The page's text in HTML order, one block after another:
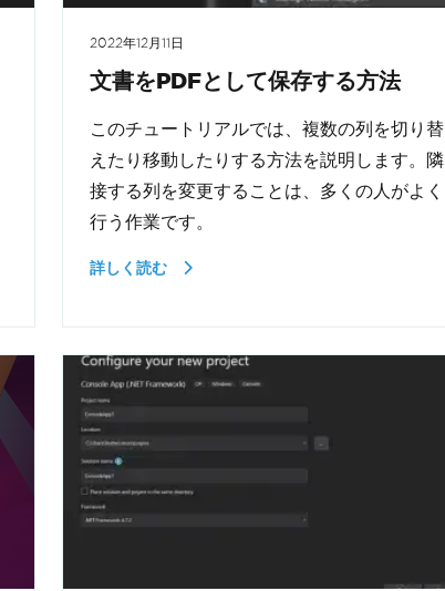
2022年12月11日
文書をPDFとして保存する方法
このチュートリアルでは、複数の列を切り替
えたり移動したりする方法を説明します。隣
接する列を変更することは、多くの人がよく
行う作業です。
詳しく読む